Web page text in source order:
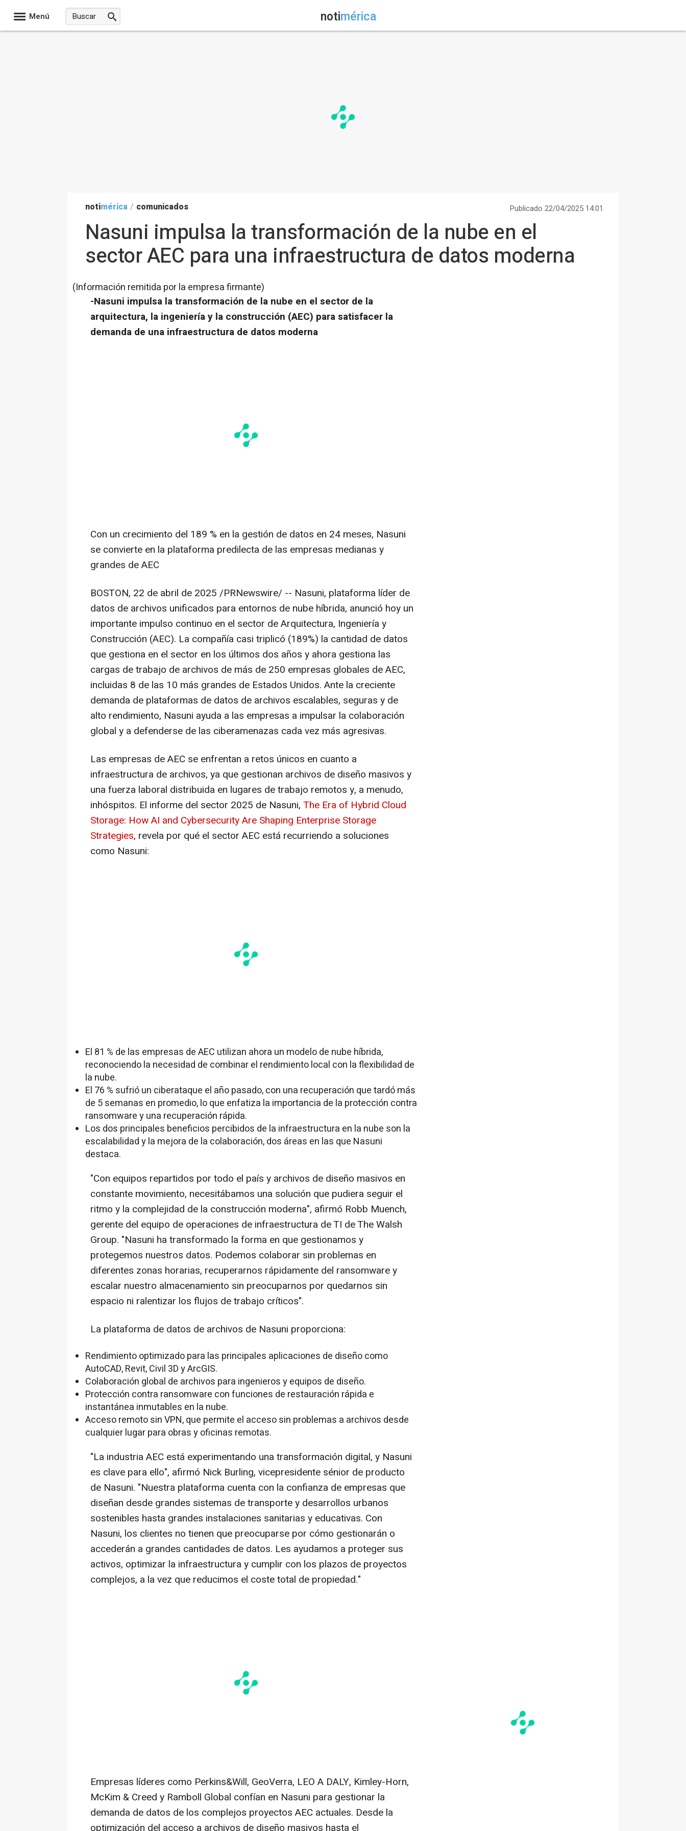
Menú notimérica
notimérica / comunicados Publicado 22/04/2025 14:01
Nasuni impulsa la transformación de la nube en el
sector AEC para una infraestructura de datos moderna
(Información remitida por la empresa firmante)
-Nasuni impulsa la transformación de la nube en el sector de la
arquitectura, la ingeniería y la construcción (AEC) para satisfacer la
demanda de una infraestructura de datos moderna
Con un crecimiento del 189 % en la gestión de datos en 24 meses, Nasuni
se convierte en la plataforma predilecta de las empresas medianas y
grandes de AEC
BOSTON, 22 de abril de 2025 /PRNewswire/ -- Nasuni, plataforma líder de
datos de archivos unificados para entornos de nube híbrida, anunció hoy un
importante impulso continuo en el sector de Arquitectura, Ingeniería y
Construcción (AEC). La compañía casi triplicó (189%) la cantidad de datos
que gestiona en el sector en los últimos dos años y ahora gestiona las
cargas de trabajo de archivos de más de 250 empresas globales de AEC,
incluidas 8 de las 10 más grandes de Estados Unidos. Ante la creciente
demanda de plataformas de datos de archivos escalables, seguras y de
alto rendimiento, Nasuni ayuda a las empresas a impulsar la colaboración
global y a defenderse de las ciberamenazas cada vez más agresivas.
Las empresas de AEC se enfrentan a retos únicos en cuanto a
infraestructura de archivos, ya que gestionan archivos de diseño masivos y
una fuerza laboral distribuida en lugares de trabajo remotos y, a menudo,
inhóspitos. El informe del sector 2025 de Nasuni, The Era of Hybrid Cloud
Storage: How AI and Cybersecurity Are Shaping Enterprise Storage
Strategies, revela por qué el sector AEC está recurriendo a soluciones
como Nasuni:
El 81 % de las empresas de AEC utilizan ahora un modelo de nube híbrida,
reconociendo la necesidad de combinar el rendimiento local con la flexibilidad de
la nube.
El 76 % sufrió un ciberataque el año pasado, con una recuperación que tardó más
de 5 semanas en promedio, lo que enfatiza la importancia de la protección contra
ransomware y una recuperación rápida.
Los dos principales beneficios percibidos de la infraestructura en la nube son la
escalabilidad y la mejora de la colaboración, dos áreas en las que Nasuni
destaca.
"Con equipos repartidos por todo el país y archivos de diseño masivos en
constante movimiento, necesitábamos una solución que pudiera seguir el
ritmo y la complejidad de la construcción moderna", afirmó Robb Muench,
gerente del equipo de operaciones de infraestructura de TI de The Walsh
Group. "Nasuni ha transformado la forma en que gestionamos y
protegemos nuestros datos. Podemos colaborar sin problemas en
diferentes zonas horarias, recuperarnos rápidamente del ransomware y
escalar nuestro almacenamiento sin preocuparnos por quedarnos sin
espacio ni ralentizar los flujos de trabajo críticos".
La plataforma de datos de archivos de Nasuni proporciona:
Rendimiento optimizado para las principales aplicaciones de diseño como
AutoCAD, Revit, Civil 3D y ArcGIS.
Colaboración global de archivos para ingenieros y equipos de diseño.
Protección contra ransomware con funciones de restauración rápida e
instantánea inmutables en la nube.
Acceso remoto sin VPN, que permite el acceso sin problemas a archivos desde
cualquier lugar para obras y oficinas remotas.
"La industria AEC está experimentando una transformación digital, y Nasuni
es clave para ello", afirmó Nick Burling, vicepresidente sénior de producto
de Nasuni. "Nuestra plataforma cuenta con la confianza de empresas que
diseñan desde grandes sistemas de transporte y desarrollos urbanos
sostenibles hasta grandes instalaciones sanitarias y educativas. Con
Nasuni, los clientes no tienen que preocuparse por cómo gestionarán o
accederán a grandes cantidades de datos. Les ayudamos a proteger sus
activos, optimizar la infraestructura y cumplir con los plazos de proyectos
complejos, a la vez que reducimos el coste total de propiedad."
Empresas líderes como Perkins&Will, GeoVerra, LEO A DALY, Kimley-Horn,
McKim & Creed y Ramboll Global confían en Nasuni para gestionar la
demanda de datos de los complejos proyectos AEC actuales. Desde la
optimización del acceso a archivos de diseño masivos hasta el